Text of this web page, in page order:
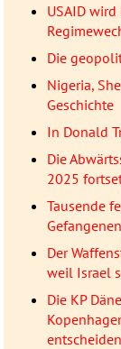
USAID
Die
Nigeria,
Geschichte
In Donald
Die
2025
Tausende
Der
weil Israel
Die KP